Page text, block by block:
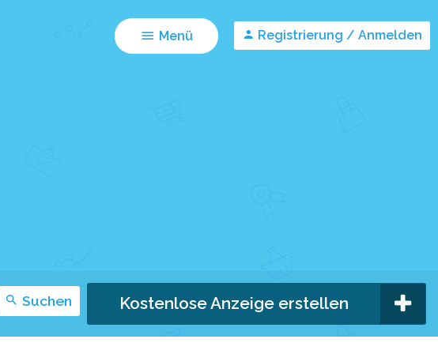
Menü Registrierung / Anmelden
Kostenlose Anzeige erstellen
Suchen